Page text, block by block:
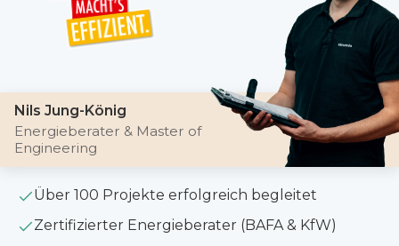
Nils Jung-König
Energieberater & Master of
Engineering
Über 100 Projekte erfolgreich begleitet
Zertifizierter Energieberater (BAFA & KfW)